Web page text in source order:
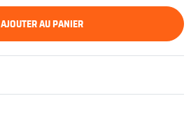
AJOUTER AU PANIER